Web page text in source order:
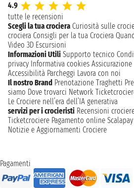
4.9
tutte le recensioni
Scegli la tua crociera Curiosità sulle
crociera Consigli per la tua Crociera
Video 3D Escursioni
Informazioni Utili Supporto tecnico
privacy Informativa cookies Assicurazione
Accessibilità Parcheggi Lavora con noi
Il nostro Brand Prenotazione Traghetti
siamo Dove trovarci Network
Le Crociere nell’era dell’IA generativa
servizi per i crocieristi Recensioni
Ticketcrociere Pagamento online Scalapay
Notizie e Aggiornamenti Crociere
Pagamenti